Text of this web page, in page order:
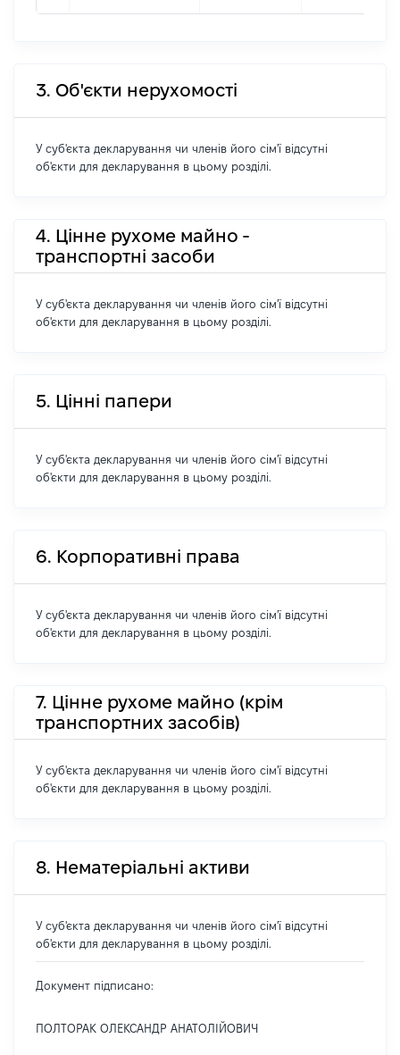
3. Об'єкти нерухомості
У суб'єкта декларування чи членів його сім'ї відсутні
об'єкти для декларування в цьому розділі.
4. Цінне рухоме майно -
транспортні засоби
У суб'єкта декларування чи членів його сім'ї відсутні
об'єкти для декларування в цьому розділі.
5. Цінні папери
У суб'єкта декларування чи членів його сім'ї відсутні
об'єкти для декларування в цьому розділі.
6. Корпоративні права
У суб'єкта декларування чи членів його сім'ї відсутні
об'єкти для декларування в цьому розділі.
7. Цінне рухоме майно (крім
транспортних засобів)
У суб'єкта декларування чи членів його сім'ї відсутні
об'єкти для декларування в цьому розділі.
8. Нематеріальні активи
У суб'єкта декларування чи членів його сім'ї відсутні
об'єкти для декларування в цьому розділі.
Документ підписано:
ПОЛТОРАК ОЛЕКСАНДР АНАТОЛІЙОВИЧ